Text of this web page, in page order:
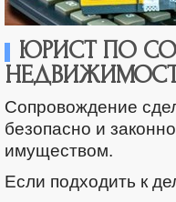
ЮРИСТ ПО
Сопровождение
безопасно и
имуществом.
Если подходить к